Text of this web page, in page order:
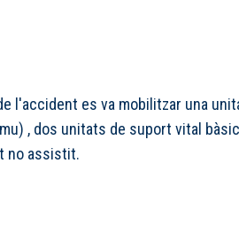
l'accident es va mobilitzar una
, dos unitats de suport vital
no assistit.